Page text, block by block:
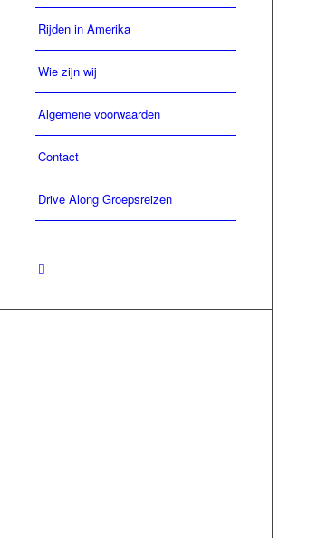
Rijden in Amerika
Wie zijn wij
Algemene voorwaarden
Contact
Drive Along Groepsreizen